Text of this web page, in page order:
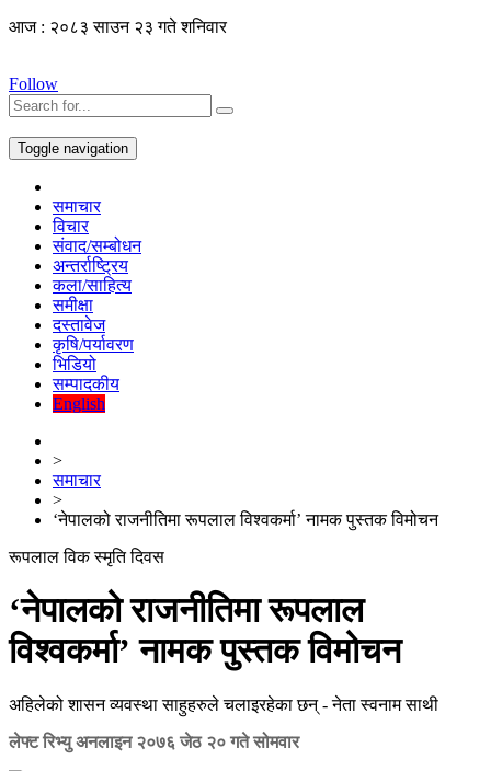
आज : २०८३ साउन २३ गते शनिवार
Follow
Toggle navigation
समाचार
विचार
संवाद/सम्बोधन
अन्तर्राष्ट्रिय
कला/साहित्य
समीक्षा
दस्तावेज
कृषि/पर्यावरण
भिडियो
सम्पादकीय
English
>
समाचार
>
‘नेपालको राजनीतिमा रूपलाल विश्वकर्मा’ नामक पुस्तक विमोचन
रूपलाल विक स्मृति दिवस
‘नेपालको राजनीतिमा रूपलाल
विश्वकर्मा’ नामक पुस्तक विमोचन
अहिलेको शासन व्यवस्था साहुहरुले चलाइरहेका छन् - नेता स्वनाम साथी
लेफ्ट रिभ्यु अनलाइन २०७६ जेठ २० गते सोमवार